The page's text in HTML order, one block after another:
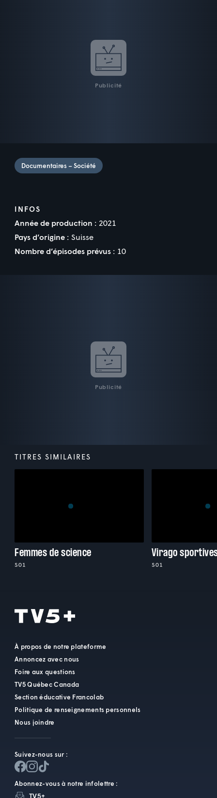
Publicité
Documentaires – Société
INFOS
Année de production : 2021
Pays d’origine : Suisse
Nombre d’épisodes prévus : 10
Publicité
TITRES SIMILAIRES
Femmes de science
S01
Virago
S01
À propos de notre plateforme
Annoncez avec nous
Foire aux questions
TV5 Québec Canada
Section éducative Francolab
Politique de renseignements personnels
Nous joindre
Suivez-nous sur :
Abonnez-vous à notre infolettre :
TV5+